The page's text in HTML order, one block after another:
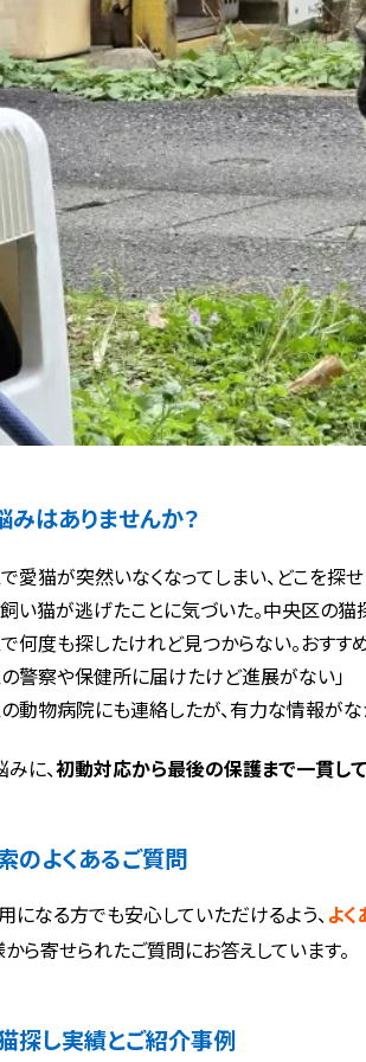
みはありませんか？
愛猫が突然いなくなってしまい、どこを探
い猫が逃げたことに気づいた。中央区の猫
何度も探したけれど見つからない。おすす
警察や保健所に届けたけど進展がない」
動物病院にも連絡したが、有力な情報がな
みに、初動対応から最後の保護まで一貫し
のよくあるご質問
になる方でも安心していただけるよう、よく
から寄せられたご質問にお答えしています。
探し実績とご紹介事例